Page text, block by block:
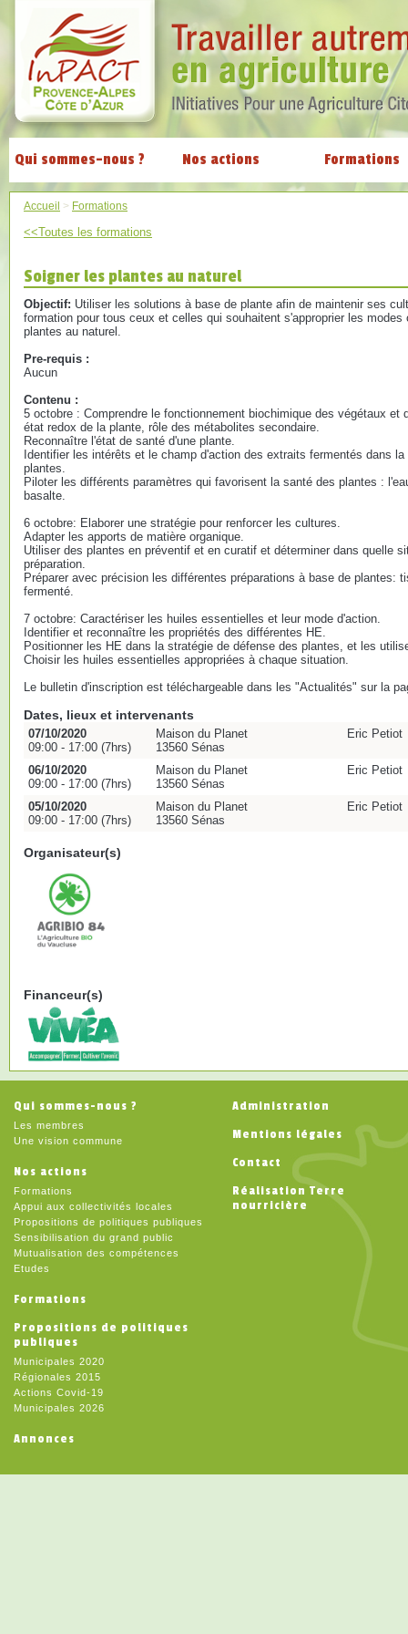
Qui sommes-nous ? Nos actions Formations
Accueil > Formations
<<Toutes les formations
Soigner les plantes au naturel
Objectif: Utiliser les solutions à base de plante afin de maintenir ses
formation pour tous ceux et celles qui souhaitent s'approprier les modes
plantes au naturel.
Pre-requis :
Aucun
Contenu :
5 octobre : Comprendre le fonctionnement biochimique des végétaux et
état redox de la plante, rôle des métabolites secondaire.
Reconnaître l'état de santé d'une plante.
Identifier les intérêts et le champ d'action des extraits fermentés dans
plantes.
Piloter les différents paramètres qui favorisent la santé des plantes :
basalte.
6 octobre: Elaborer une stratégie pour renforcer les cultures.
Adapter les apports de matière organique.
Utiliser des plantes en préventif et en curatif et déterminer dans quelle
préparation.
Préparer avec précision les différentes préparations à base de plantes:
fermenté.
7 octobre: Caractériser les huiles essentielles et leur mode d'action.
Identifier et reconnaître les propriétés des différentes HE.
Positionner les HE dans la stratégie de défense des plantes, et les
Choisir les huiles essentielles appropriées à chaque situation.
Le bulletin d'inscription est téléchargeable dans les "Actualités" sur la
Dates, lieux et intervenants
07/10/2020
09:00 - 17:00 (7hrs)
Maison du Planet
13560 Sénas
Eric Petiot
06/10/2020
09:00 - 17:00 (7hrs)
Maison du Planet
13560 Sénas
Eric Petiot
05/10/2020
09:00 - 17:00 (7hrs)
Maison du Planet
13560 Sénas
Eric Petiot
Organisateur(s)
Financeur(s)
Qui sommes-nous ?
Les membres
Une vision commune
Nos actions
Formations
Appui aux collectivités locales
Propositions de politiques publiques
Sensibilisation du grand public
Mutualisation des compétences
Etudes
Formations
Propositions de politiques
publiques
Municipales 2020
Régionales 2015
Actions Covid-19
Municipales 2026
Annonces
Administration
Mentions légales
Contact
Réalisation Terre
nourricière